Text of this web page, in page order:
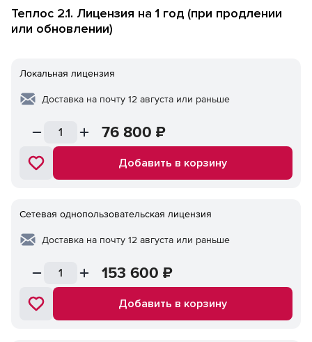
Теплос 2.1. Лицензия на 1 год (при продлении
или обновлении)
Локальная лицензия
Доставка на почту 12 августа или раньше
76 800 ₽
Добавить в корзину
Сетевая однопользовательская лицензия
Доставка на почту 12 августа или раньше
153 600 ₽
Добавить в корзину